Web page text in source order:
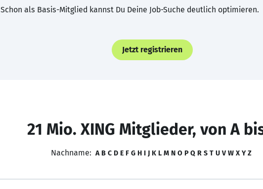
Schon als Basis-Mitglied kannst Du Deine Job-Suche deutlich optimieren.
Jetzt registrieren
21 Mio. XING Mitglieder, von A
Nachname: A B C D E F G H I J K L M N O P Q R S T U V W X Y Z